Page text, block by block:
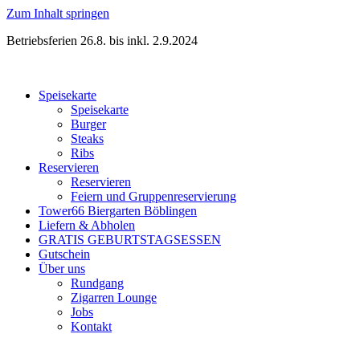
Zum Inhalt springen
Betriebsferien 26.8. bis inkl. 2.9.2024
Speisekarte
Speisekarte
Burger
Steaks
Ribs
Reservieren
Reservieren
Feiern und Gruppenreservierung
Tower66 Biergarten Böblingen
Liefern & Abholen
GRATIS GEBURTSTAGSESSEN
Gutschein
Über uns
Rundgang
Zigarren Lounge
Jobs
Kontakt